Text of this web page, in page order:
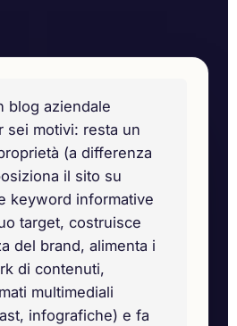
blog aziendale
sei motivi: resta un
(a differenza
il sito su
keyword informative
target, costruisce
del brand, alimenta i
di contenuti,
multimediali
infografiche) e fa